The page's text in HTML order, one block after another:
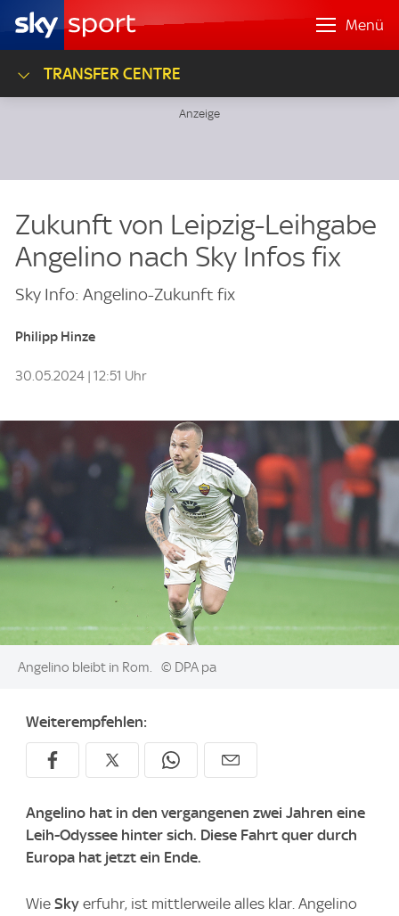
Menü
TRANSFER CENTRE
Zukunft von Leipzig-Leihgabe
Angelino nach Sky Infos fix
Sky Info: Angelino-Zukunft fix
Philipp Hinze
30.05.2024 | 12:51 Uhr
Image:
Angelino bleibt in Rom. © DPA pa
Weiterempfehlen:
Angelino hat in den vergangenen zwei Jahren eine
Leih-Odyssee hinter sich. Diese Fahrt quer durch
Europa hat jetzt ein Ende.
Wie Sky erfuhr, ist mittlerweile alles klar. Angelino